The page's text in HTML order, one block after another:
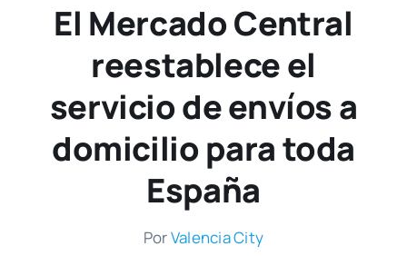
El Mercado Central
reestablece el
servicio de envíos a
domicilio para toda
España
PorValen­cia City